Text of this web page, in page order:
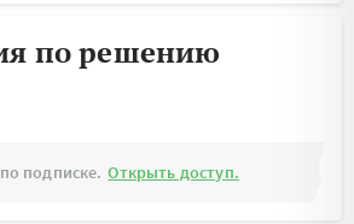
по решению
подписке. Открыть доступ.